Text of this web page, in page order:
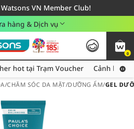
VN Member Club!
cho đơn hàng từ 249,000Đ
- Áp dụng khu vực TP. Hồ Chí Minh
hàng & Dịch vụ
0
Thu thập thêm voucher hot tại Trạm Voucher
hot tại Trạm Voucher Cảnh báo
/CHĂM SÓC DA MẶT/DƯỠNG ẨM/GEL